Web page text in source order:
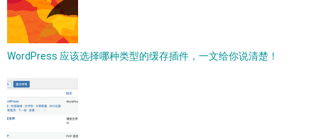
WordPress 应该选择哪种类型的缓存插件，一文给你说清楚！